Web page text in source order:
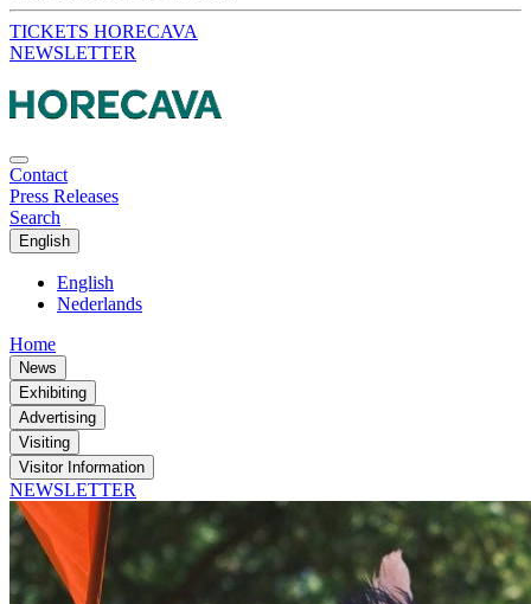
TICKETS HORECAVA
NEWSLETTER
Contact
Press Releases
Search
English
English
Nederlands
Home
News
Exhibiting
Advertising
Visiting
Visitor Information
NEWSLETTER